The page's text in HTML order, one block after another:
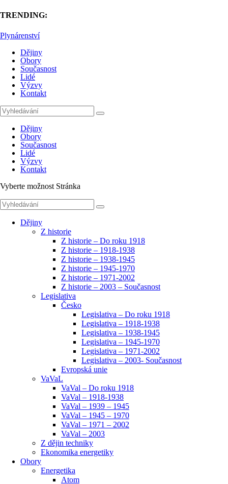
TRENDING:
Plynárenství
Dějiny
Obory
Současnost
Lidé
Výzvy
Kontakt
Dějiny
Obory
Současnost
Lidé
Výzvy
Kontakt
Vyberte možnost Stránka
Dějiny
Z historie
Z historie – Do roku 1918
Z historie – 1918-1938
Z historie – 1938-1945
Z historie – 1945-1970
Z historie – 1971-2002
Z historie – 2003 – Současnost
Legislativa
Česko
Legislativa – Do roku 1918
Legislativa – 1918-1938
Legislativa – 1938-1945
Legislativa – 1945-1970
Legislativa – 1971-2002
Legislativa – 2003- Současnost
Evropská unie
VaVaL
VaVal – Do roku 1918
VaVal – 1918-1938
VaVal – 1939 – 1945
VaVal – 1945 – 1970
VaVal – 1971 – 2002
VaVal – 2003
Z dějin techniky
Ekonomika energetiky
Obory
Energetika
Atom